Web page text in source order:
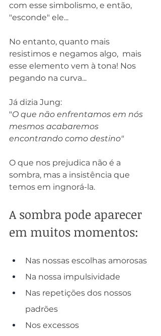
com esse simbolismo, e então,
"esconde" ele...
No entanto, quanto mais
resistimos e negamos algo, mais
esse elemento vem à tona! Nos
pegando na curva...
Já dizia Jung:
"O que não enfrentamos em nós
mesmos acabaremos
encontrando como destino"
O que nos prejudica não é a
sombra, mas a insistência que
temos em ingnorá-la.
A sombra pode aparecer
em muitos momentos:
Nas nossas escolhas amorosas
Na nossa impulsividade
Nas repetições dos nossos
padrões
Nos excessos